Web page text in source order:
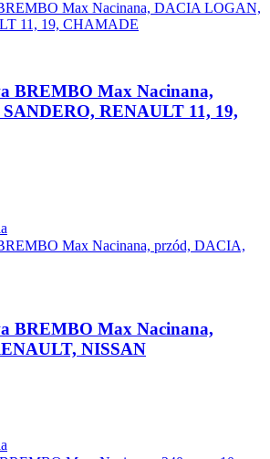
BREMBO Max Nacinana,
RENAULT 11, 19,
BREMBO Max Nacinana,
NISSAN